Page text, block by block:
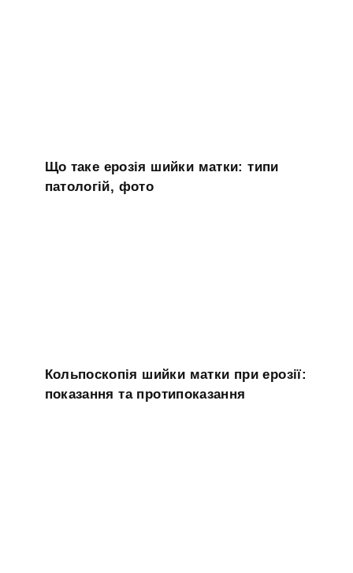
Що таке ерозія шийки матки: типи
патологій, фото
Кольпоскопія шийки матки при ерозії:
показання та протипоказання